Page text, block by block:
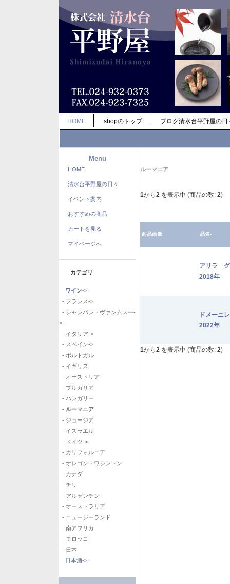
HOME shopのトップ ブログ清水台平野屋の日
Menu
HOME
清水台平野屋の日々
イベント案内
おすすめの商品
カートを見る
マイページへ
カテゴリ
ワイン->
- フランス->
- シャンパン・ヴァンムスー-
>
- イタリア->
- スペイン->
- ポルトガル
- イギリス
- オーストリア
- ブルガリア
- ハンガリー
- ルーマニア
- ジョージア
- イスラエル
- ドイツ->
- カリフォルニア
- オレゴン・ワシントン
- カナダ
- チリ
- アルゼンチン
- オーストラリア
- ニュージーランド
- 南アフリカ
- モロッコ
- 日本
日本酒->
ルーマニア
1から2 を表示中 (商品の数: 2)
商品画像 品名-
アリラ
2018年
ドメー
2022年
1から2 を表示中 (商品の数: 2)